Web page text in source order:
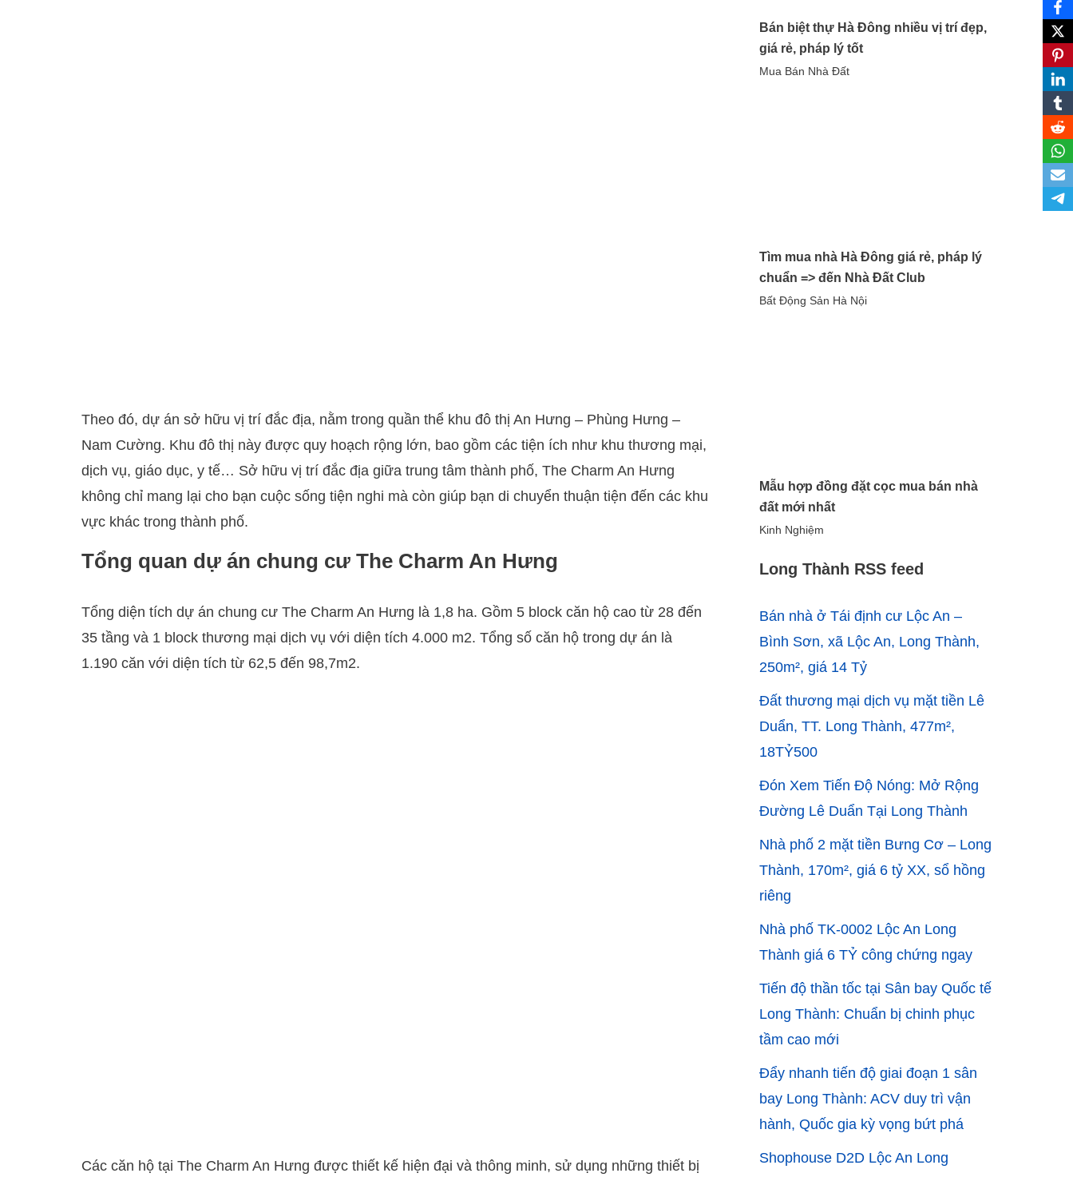
Theo đó, dự án sở hữu vị trí đắc địa, nằm trong quần thể khu đô thị An Hưng – Phùng Hưng –
Nam Cường. Khu đô thị này được quy hoạch rộng lớn, bao gồm các tiện ích như khu thương mại,
dịch vụ, giáo dục, y tế… Sở hữu vị trí đắc địa giữa trung tâm thành phố, The Charm An Hưng
không chỉ mang lại cho bạn cuộc sống tiện nghi mà còn giúp bạn di chuyển thuận tiện đến các khu
vực khác trong thành phố.
Tổng quan dự án chung cư The Charm An Hưng
Tổng diện tích dự án chung cư The Charm An Hưng là 1,8 ha. Gồm 5 block căn hộ cao từ 28 đến
35 tầng và 1 block thương mại dịch vụ với diện tích 4.000 m2. Tổng số căn hộ trong dự án là
1.190 căn với diện tích từ 62,5 đến 98,7m2.
Các căn hộ tại The Charm An Hưng được thiết kế hiện đại và thông minh, sử dụng những thiết bị
Bán biệt thự Hà Đông nhiều vị trí đẹp,
giá rẻ, pháp lý tốt
Mua Bán Nhà Đất
Tìm mua nhà Hà Đông giá rẻ, pháp lý
chuẩn => đến Nhà Đất Club
Bất Động Sản Hà Nội
Mẫu hợp đồng đặt cọc mua bán nhà
đất mới nhất
Kinh Nghiệm
Long Thành RSS feed
Bán nhà ở Tái định cư Lộc An –
Bình Sơn, xã Lộc An, Long Thành,
250m², giá 14 Tỷ
Đất thương mại dịch vụ mặt tiền Lê
Duẩn, TT. Long Thành, 477m²,
18TỶ500
Đón Xem Tiến Độ Nóng: Mở Rộng
Đường Lê Duẩn Tại Long Thành
Nhà phố 2 mặt tiền Bưng Cơ – Long
Thành, 170m², giá 6 tỷ XX, sổ hồng
riêng
Nhà phố TK-0002 Lộc An Long
Thành giá 6 TỶ công chứng ngay
Tiến độ thần tốc tại Sân bay Quốc tế
Long Thành: Chuẩn bị chinh phục
tầm cao mới
Đẩy nhanh tiến độ giai đoạn 1 sân
bay Long Thành: ACV duy trì vận
hành, Quốc gia kỳ vọng bứt phá
Shophouse D2D Lộc An Long